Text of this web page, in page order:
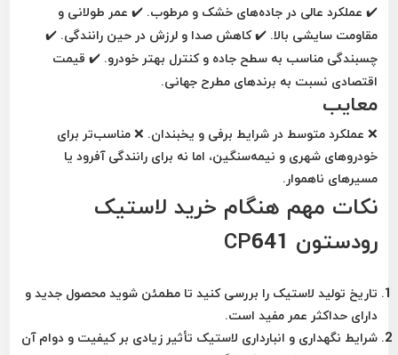
✔️ عملکرد عالی در جاده‌های خشک و مرطوب. ✔️ عمر طولانی و
مقاومت سایشی بالا. ✔️ کاهش صدا و لرزش در حین رانندگی. ✔️
چسبندگی مناسب به سطح جاده و کنترل بهتر خودرو. ✔️ قیمت
اقتصادی نسبت به برندهای مطرح جهانی.
معایب
❌ عملکرد متوسط در شرایط برفی و یخبندان. ❌ مناسب‌تر برای
خودروهای شهری و نیمه‌سنگین، اما نه برای رانندگی آفرود یا
مسیرهای ناهموار.
نکات مهم هنگام خرید لاستیک
رودستون CP641
تاریخ تولید لاستیک را بررسی کنید تا مطمئن شوید محصول جدید و
دارای حداکثر عمر مفید است.
شرایط نگهداری و انبارداری لاستیک تأثیر زیادی بر کیفیت و دوام آن